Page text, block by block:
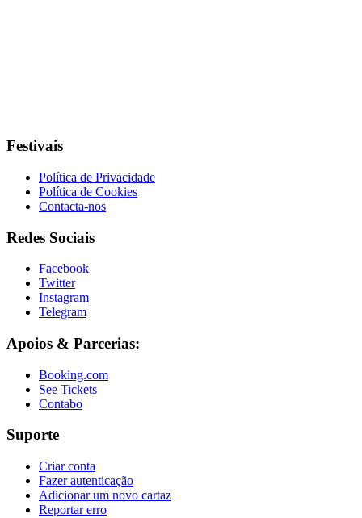
Festivais
Política de Privacidade
Política de Cookies
Contacta-nos
Redes Sociais
Facebook
Twitter
Instagram
Telegram
Apoios & Parcerias:
Booking.com
See Tickets
Contabo
Suporte
Criar conta
Fazer autenticação
Adicionar um novo cartaz
Reportar erro